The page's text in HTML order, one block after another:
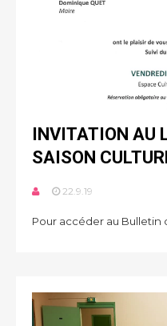
INVITATION AU
SAISON
22.9.19
Pour accéder au Bulletin